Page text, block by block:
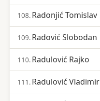
108. Radonjić Tomislav
109. Radović Slobodan
110. Radulović Rajko
111. Radulović Vladimir